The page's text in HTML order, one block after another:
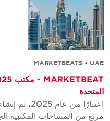
MARKETBEATS • UAE
المتحدة
مربع من المساحات المكتبية